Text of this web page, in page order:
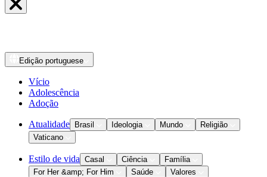
Edição portuguese
Vício
Adolescência
Adoção
Atualidade Brasil Ideologia Mundo
Religião
Vaticano
Estilo de vida Casal Ciência
Família
For Her &amp; For Him
Saúde
Valores